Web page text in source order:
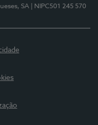
SA | NIPC501 245 570